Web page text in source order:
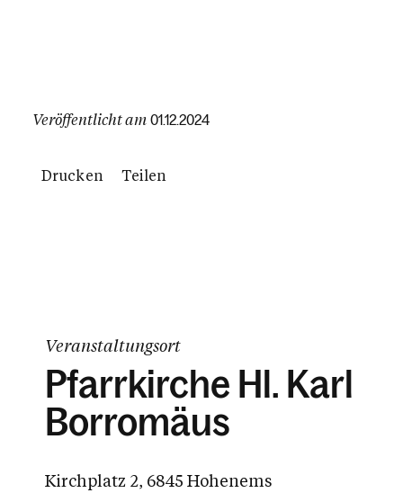
Veröffentlicht am 01.12.2024
Drucken Teilen
Veranstaltungsort
Pfarrkirche Hl. Karl
Borromäus
Kirchplatz 2, 6845 Hohenems